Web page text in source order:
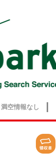
満空情報なし